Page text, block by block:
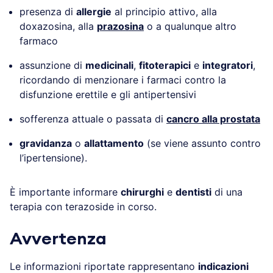
presenza di allergie al principio attivo, alla
doxazosina, alla prazosina o a qualunque altro
farmaco
assunzione di medicinali, fitoterapici e integratori,
ricordando di menzionare i farmaci contro la
disfunzione erettile e gli antipertensivi
sofferenza attuale o passata di cancro alla prostata
gravidanza o allattamento (se viene assunto contro
l’ipertensione).
È importante informare chirurghi e dentisti di una
terapia con terazoside in corso.
Avvertenza
Le informazioni riportate rappresentano indicazioni